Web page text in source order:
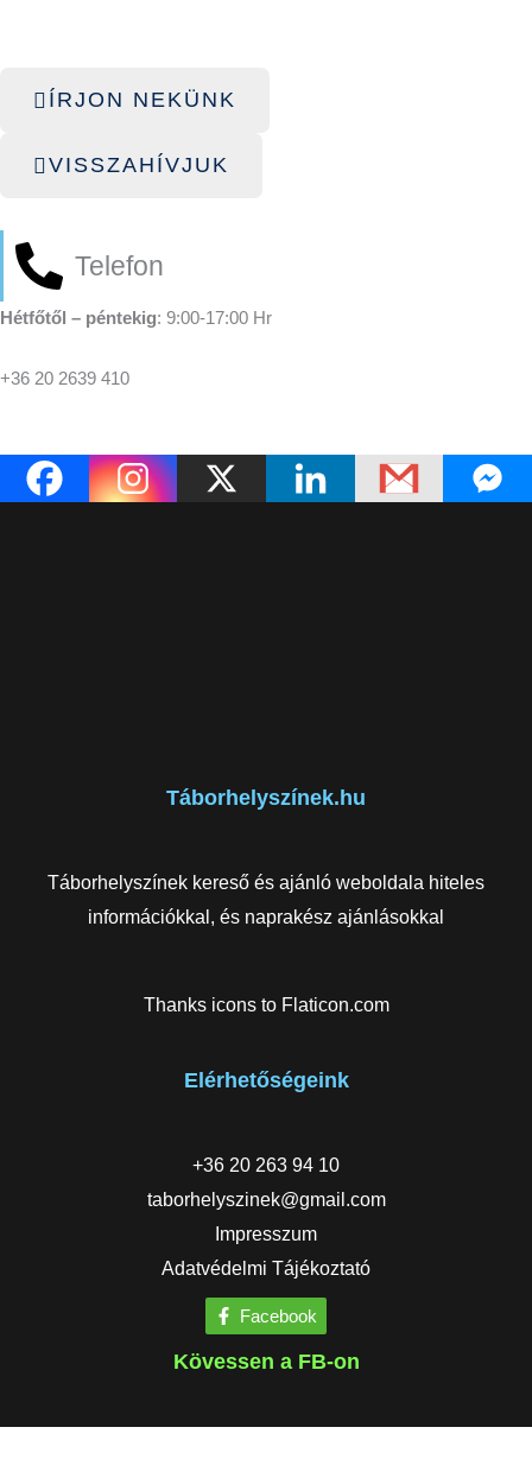
ÍRJON NEKÜNK
VISSZAHÍVJUK
Telefon
Hétfőtől – péntekig: 9:00-17:00 Hr
+36 20 2639 410
Táborhelyszínek.hu
Táborhelyszínek kereső és ajánló weboldala hiteles
információkkal, és naprakész ajánlásokkal
Thanks icons to Flaticon.com
Elérhetőségeink
+36 20 263 94 10
taborhelyszinek@gmail.com
Impresszum
Adatvédelmi Tájékoztató
Facebook
Kövessen a FB-on